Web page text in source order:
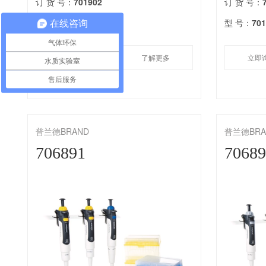
型 号：701902
立即询价 了解更多
型 号：
立即
普兰德BRAND
706891
普兰德
在线咨询
气体环保
水质实验室
售后服务